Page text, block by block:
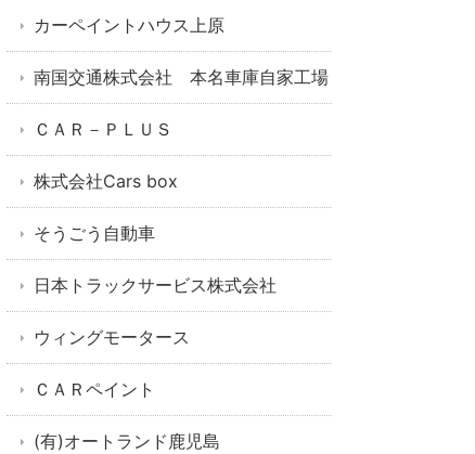
カーペイントハウス上原
南国交通株式会社 本名車庫自家工場
ＣＡＲ－ＰＬＵＳ
株式会社Cars box
そうごう自動車
日本トラックサービス株式会社
ウィングモータース
ＣＡＲペイント
(有)オートランド鹿児島